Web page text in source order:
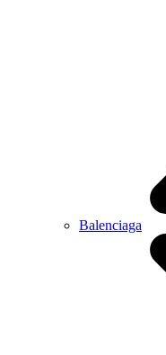
Balenciaga